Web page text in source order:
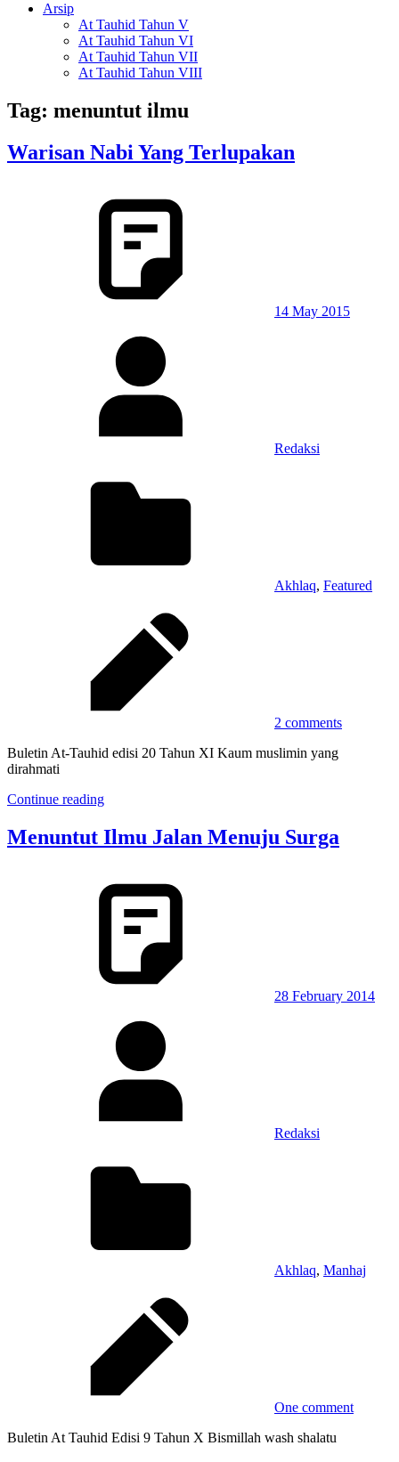
Arsip
At Tauhid Tahun V
At Tauhid Tahun VI
At Tauhid Tahun VII
At Tauhid Tahun VIII
Tag: menuntut ilmu
Warisan Nabi Yang Terlupakan
14 May 2015
Redaksi
Akhlaq, Featured
2 comments
Buletin At-Tauhid edisi 20 Tahun XI Kaum muslimin yang
dirahmati
Continue reading
Menuntut Ilmu Jalan Menuju Surga
28 February 2014
Redaksi
Akhlaq, Manhaj
One comment
Buletin At Tauhid Edisi 9 Tahun X Bismillah wash shalatu